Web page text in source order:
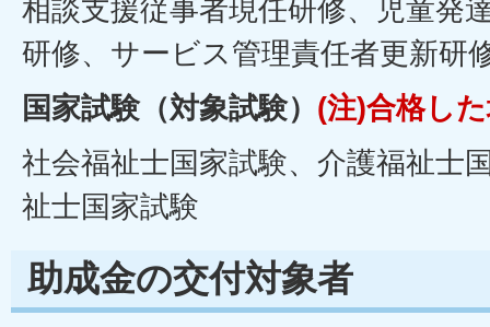
相談支援従事者現任研修、児童発
研修、サービス管理責任者更新研
国家試験（対象試験） (注)合格し
社会福祉士国家試験、介護福祉士
祉士国家試験
助成金の交付対象者